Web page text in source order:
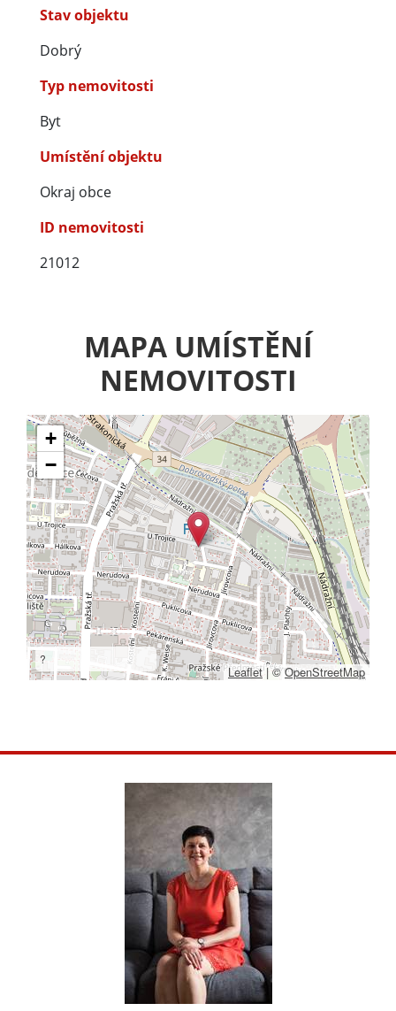
Stav objektu
Dobrý
Typ nemovitosti
Byt
Umístění objektu
Okraj obce
ID nemovitosti
21012
MAPA UMÍSTĚNÍ
NEMOVITOSTI
+
−
?
Leaflet |©OpenStreetMap